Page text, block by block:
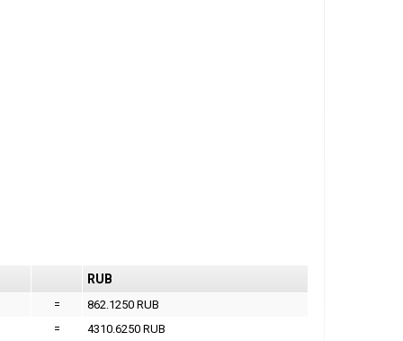
RUB
=
862.1250 RUB
=
4310.6250 RUB